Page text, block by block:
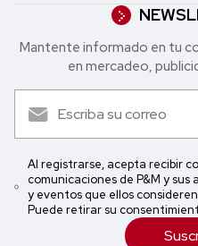
Mantente informado en tu
en mercadeo,
Al registrarse, acepta recibir
comunicaciones de P&M y
y eventos que ellos
Puede retirar su